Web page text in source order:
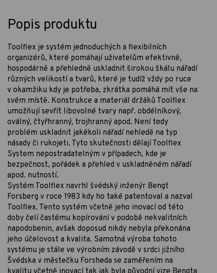
Popis produktu
Toolflex je systém jednoduchých a flexibilních
organizérů, které pomáhají uživatelům efektivně,
hospodárně a přehledně uskladnit širokou škálu nářadí
různých velikostí a tvarů, které je tudíž vždy po ruce
v okamžiku kdy je potřeba, zkrátka pomáhá mít vše na
svém místě. Konstrukce a materiál držáků Toolflex
umožňují sevřít libovolné tvary např. obdélníkový,
oválný, čtyřhranný, trojhranný apod. Není tedy
problém uskladnit jakékoli nářadí nehledě na typ
násady či rukojeti. Tyto skutečnosti dělají Toolflex
System nepostradatelným v případech, kde je
bezpečnost, pořádek a přehled v uskladněném nářadí
apod. nutností.
Systém Toolflex navrhl švédský inženýr Bengt
Forsberg v roce 1983 kdy ho také patentoval a nazval
Toolflex. Tento systém včetně jeho inovací od této
doby čelí častému kopírování v podobě nekvalitních
napodobenin, avšak doposud nikdy nebyla překonána
jeho účelovost a kvalita. Samotná výroba tohoto
systému je stále ve výrobním závodě v srdci jižního
Švédska v městečku Forsheda se zaměřením na